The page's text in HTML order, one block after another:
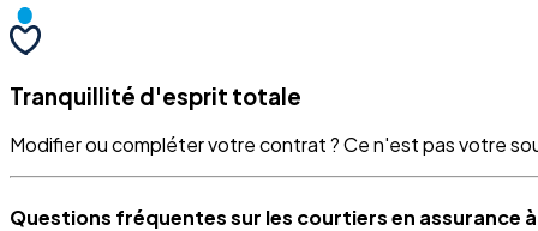
Tranquillité d'esprit totale
Modifier ou compléter votre contrat ? Ce n'est pas votre
Questions fréquentes sur les courtiers en